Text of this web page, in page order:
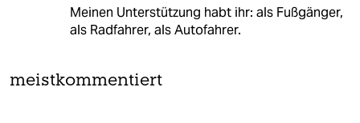
Meinen Unterstützung habt ihr: als Fußgänger,
als Radfahrer, als Autofahrer.
meistkommentiert